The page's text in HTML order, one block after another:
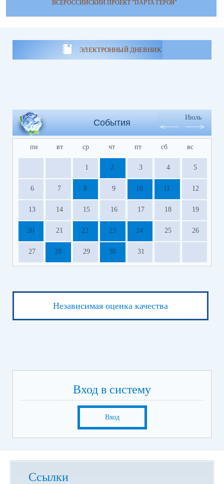
ВСЕРОССИЙСКИЙ ПРОЕКТ "ПАРТА ГЕРОЯ"
ЭЛЕКТРОННЫЙ ДНЕВНИК
События
Июль
пн вт ср чт пт сб вс
1 2 3 4 5
6 7 8 9 10 11 12
13 14 15 16 17 18 19
20 21 22 23 24 25 26
27 28 29 30 31
Независимая оценка качества
Вход в систему
Вход
Ссылки